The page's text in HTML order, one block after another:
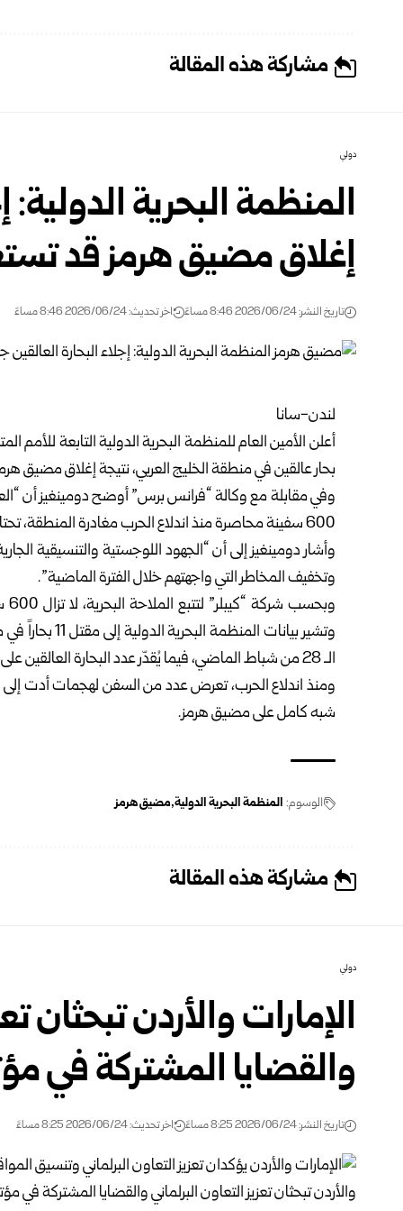
مشاركة هذه المقالة
دولي
المنظمة البحرية الدولية:
إغلاق مضيق هرمز قد
تاريخ النشر: 2026/06/24 8:46 مساءً اخر تحديث: 2026/06/24 8:46 مساءً
لندن-سانا
بحار عالقين في منطقة الخليج العربي، نتيجة إغلاق مضيق
وفي مقابلة مع وكالة “فرانس برس” أوضح دومينغيز أن
600 سفينة محاصرة منذ اندلاع الحرب مغادرة المنطقة، تحتاج إلى وقت إضافي لضمان تنفيذها بأمان وكفاءة”.
وأشار دومينغيز إلى أن “الجهود اللوجستية والتنسيقية
وتخفيف المخاطر التي واجهتهم خلال الفترة الماضية”.
وتشير بيانات
الـ 28 من شباط الماضي، فيما يُقدّر عدد البحارة العالقين على متن السفن بنحو 20 ألف بحار.
ومنذ اندلاع الحرب، تعرض عدد من السفن لهجمات أدت
شبه كامل على مضيق هرمز.
الوسوم: المنظمة البحرية الدولية مضيق هرمز
مشاركة هذه المقالة
دولي
الإمارات والأردن تبحثان
والقضايا المشتركة في
تاريخ النشر: 2026/06/24 8:25 مساءً اخر تحديث: 2026/06/24 8:25 مساءً